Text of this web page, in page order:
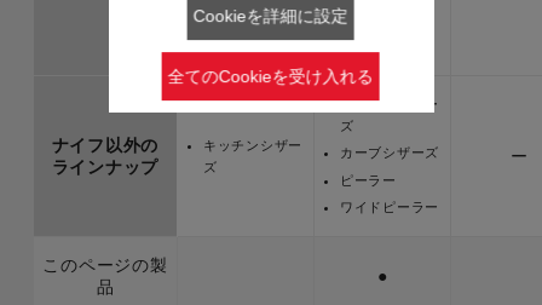
ナイフ以外の
ラインナップ
キッチンシザー
ズ
キッチンシザー
ズ
カーブシザーズ
ピーラー
ワイドピーラー
ー
このページの製
品
●
Cookieを詳細に設定
全てのCookieを受け入れる